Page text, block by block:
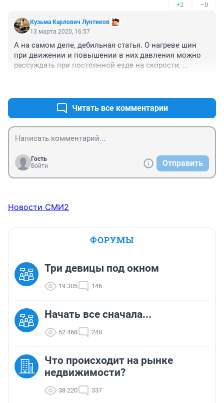
что в колесе давление 2,2 бар (ну или немного другое,
смотрим наклейку на двери), но не как не 3,2 бар.
Автор,что с тобой не так?
+2 –0
Кузьма Карлович Лунтиков
13 марта 2020, 16:57
А на самом деле, дебильная статья. О нагреве шин
при движении и повышении в них давления можно
рассуждать при постоянной езде на скорости,
Читать все комментарии
Гость
Войти
Отправить
Новости СМИ2
ФОРУМЫ
Три девицы под окном
19 305 146
Начать все сначала...
52 468 248
Что происходит на рынке
недвижимости?
38 220 337